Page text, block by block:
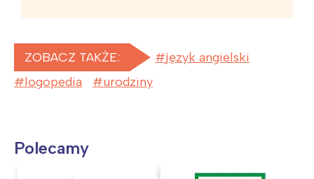
ZOBACZ TAKŻE:
język angielski
logopedia
urodziny
Polecamy